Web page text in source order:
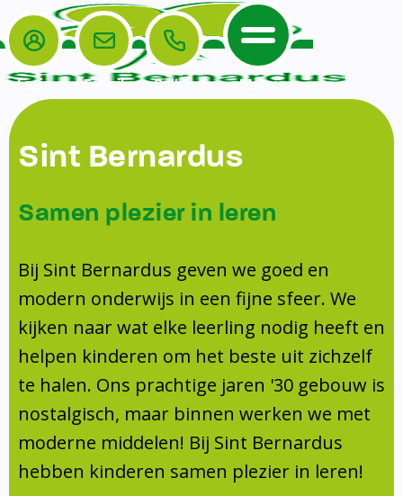
Home
De School
Veiligheidsplan
Onderwijs
Leerlingenraad
Leerlingenzorg
Doorstroomtoets
Jeugdprofessional op school
Centrum Jeugd en Gezin
Schoollogopedie
schoolondersteuningsprofiel
Schooltijden
Absentie
Vakanties
Aanmelden
Het Team
Ouders
Ouders
Tussenschoolse opvang
Activiteitencommissie (AC)
Medezeggenschapsraad (MR)
Formulieren
Klachtenregeling
Contact
Login E-mail Bellen Menu
Sint Bernardus
Samen plezier in leren
Bij Sint Bernardus geven we goed en
modern onderwijs in een fijne sfeer. We
kijken naar wat elke leerling nodig heeft en
helpen kinderen om het beste uit zichzelf
te halen. Ons prachtige jaren '30 gebouw is
nostalgisch, maar binnen werken we met
moderne middelen! Bij Sint Bernardus
hebben kinderen samen plezier in leren!